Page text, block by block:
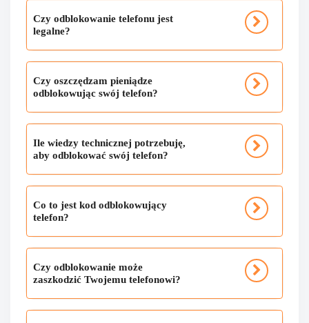
Czy odblokowanie telefonu jest
legalne?
Czy oszczędzam pieniądze
odblokowując swój telefon?
Ile wiedzy technicznej potrzebuję,
aby odblokować swój telefon?
Co to jest kod odblokowujący
telefon?
Czy odblokowanie może
zaszkodzić Twojemu telefonowi?